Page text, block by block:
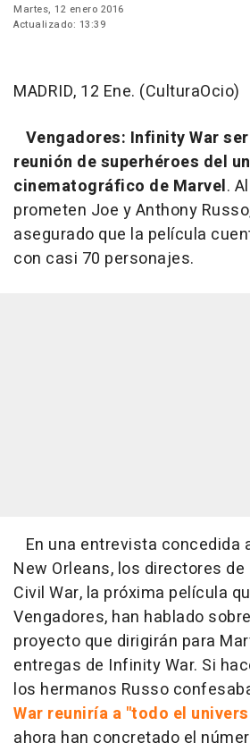
Martes, 12 enero 2016
Actualizado: 13:39
MADRID, 12 Ene. (CulturaOcio)
Vengadores: Infinity War
reunión de superhéroes del
cinematográfico de Marvel.
prometen Joe y Anthony
asegurado que la película
con casi 70 personajes.
En una entrevista concedida
New Orleans, los directores
Civil War, la próxima película
Vengadores, han hablado
proyecto que dirigirán para
entregas de Infinity War. Si
los hermanos Russo
War reuniría a "todo el
ahora han concretado el